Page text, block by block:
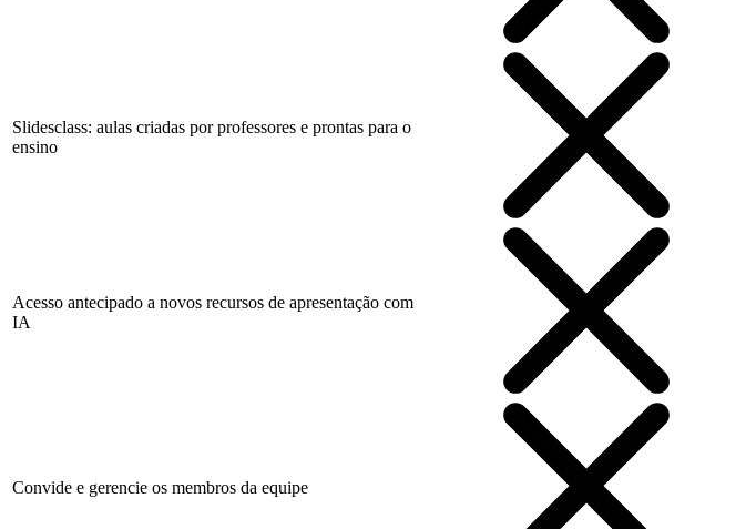
Slidesclass: aulas criadas por professores e prontas para o
ensino
Acesso antecipado a novos recursos de apresentação com
IA
Convide e gerencie os membros da equipe